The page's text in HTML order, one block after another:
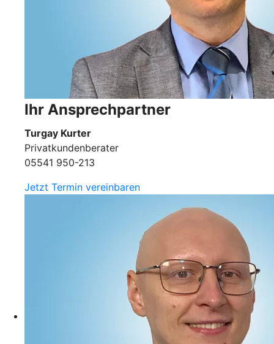
Ihr Ansprechpartner
Turgay Kurter
Privatkundenberater
05541 950-213
Jetzt Termin vereinbaren